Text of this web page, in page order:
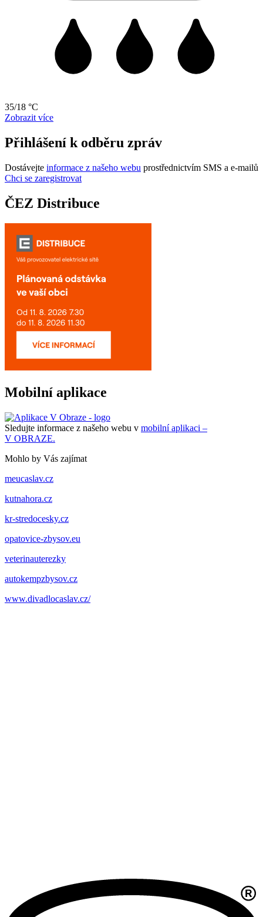
35/18 °C
Zobrazit více
Přihlášení k odběru zpráv
Dostávejte informace z našeho webu prostřednictvím SMS a e-mailů
Chci se zaregistrovat
ČEZ Distribuce
Mobilní aplikace
Sledujte informace z našeho webu v mobilní aplikaci –
V OBRAZE.
Mohlo by Vás zajímat
meucaslav.cz
kutnahora.cz
kr-stredocesky.cz
opatovice-zbysov.eu
veterinauterezky
autokempzbysov.cz
www.divadlocaslav.cz/